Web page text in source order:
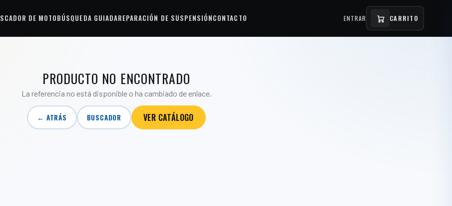
DE MOTOBÚSQUEDA GUIADAREPARACIÓN DE SUSPENSIÓNCONTACTO ENTRAR CARRITO
PRODUCTO NO ENCONTRADO
La referencia no está disponible o ha cambiado de enlace.
← ATRÁS BUSCADOR VER CATÁLOGO